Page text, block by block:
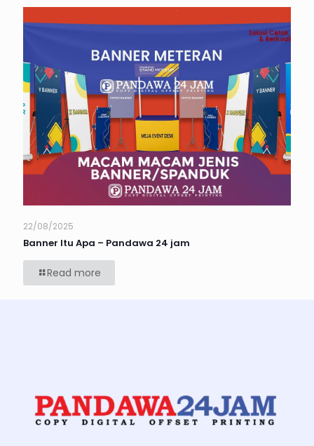
22/08/2025
Banner Itu Apa – Pandawa 24 jam
Read more